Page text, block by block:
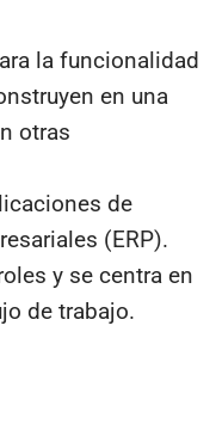
la funcionalidad
en una
otras
de
(ERP).
y se centra en
de trabajo.